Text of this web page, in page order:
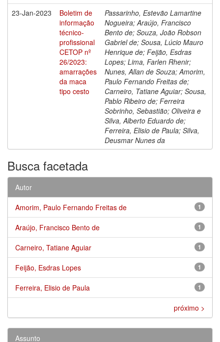
23-Jan-2023
Boletim de
informação
técnico-
profissional
CETOP nº
26/2023:
amarrações
da maca
tipo cesto
Passarinho, Estevão Lamartine
Nogueira; Araújo, Francisco
Bento de; Souza, João Robson
Gabriel de; Sousa, Lúcio Mauro
Henrique de; Feijão, Esdras
Lopes; Lima, Farlen Rhenir;
Nunes, Allan de Souza; Amorim,
Paulo Fernando Freitas de;
Carneiro, Tatiane Aguiar; Sousa,
Pablo Ribeiro de; Ferreira
Sobrinho, Sebastião; Oliveira e
Silva, Alberto Eduardo de;
Ferreira, Elisio de Paula; Silva,
Deusmar Nunes da
Busca facetada
Autor
1
Amorim, Paulo Fernando Freitas de
1
Araújo, Francisco Bento de
1
Carneiro, Tatiane Aguiar
1
Feijão, Esdras Lopes
1
Ferreira, Elisio de Paula
próximo >
Assunto